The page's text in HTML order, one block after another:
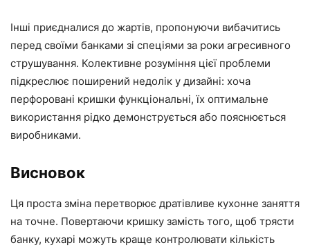
Інші приєдналися до жартів, пропонуючи вибачитись
перед своїми банками зі спеціями за роки агресивного
струшування. Колективне розуміння цієї проблеми
підкреслює поширений недолік у дизайні: хоча
перфоровані кришки функціональні, їх оптимальне
використання рідко демонструється або пояснюється
виробниками.
Висновок
Ця проста зміна перетворює дратівливе кухонне заняття
на точне. Повертаючи кришку замість того, щоб трясти
банку, кухарі можуть краще контролювати кількість